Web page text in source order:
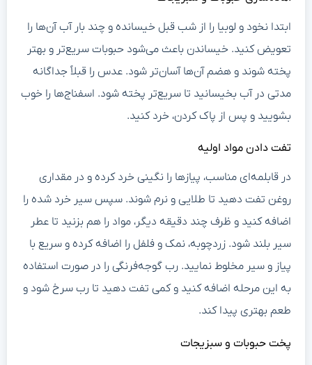
ابتدا نخود و لوبیا را از شب قبل خیسانده و چند بار آب آن‌ها را
تعویض کنید. خیساندن باعث می‌شود حبوبات سریع‌تر و بهتر
پخته شوند و هضم آن‌ها آسان‌تر شود. عدس را قبلاً جداگانه
مدتی در آب بخیسانید تا سریع‌تر پخته شود. اسفناج‌ها را خوب
بشویید و پس از پاک کردن، خرد کنید.
تفت دادن مواد اولیه
در قابلمه‌ای مناسب، پیازها را نگینی خرد کرده و در مقداری
روغن تفت دهید تا طلایی و نرم شوند. سپس سیر خرد شده را
اضافه کنید و ظرف چند دقیقه دیگر، مواد را هم بزنید تا عطر
سیر بلند شود. زردچوبه، نمک و فلفل را اضافه کرده و سریع با
پیاز و سیر مخلوط نمایید. رب گوجه‌فرنگی را در صورت استفاده
به این مرحله اضافه کنید و کمی تفت دهید تا رب سرخ شود و
طعم بهتری پیدا کند.
پخت حبوبات و سبزیجات